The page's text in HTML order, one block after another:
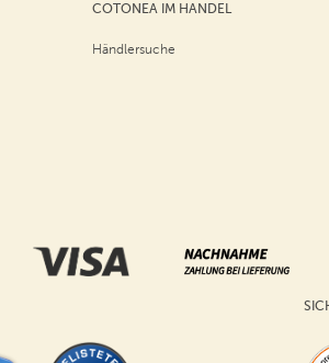
COTONEA IM HANDEL
Händlersuche